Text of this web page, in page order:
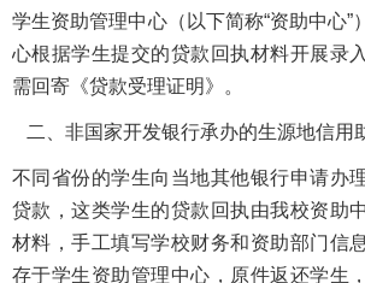
学生资助管理中心（以下简称“资助中心”
心根据学生提交的贷款回执材料开展录
需回寄《贷款受理证明》。
二、非国家开发银行承办的生源地信用
不同省份的学生向当地其他银行申请办
贷款，这类学生的贷款回执由我校资助
材料，手工填写学校财务和资助部门信
存于学生资助管理中心，原件返还学生